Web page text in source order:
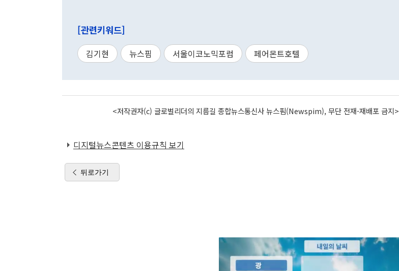
[관련키워드]
김기현 뉴스핌 서울이코노믹포럼 페어몬트호텔
<저작권자(c) 글로벌리더의 지름길 종합뉴스통신사 뉴스핌(Newspim), 무단 전재-재배포 금지>
디지털뉴스콘텐츠 이용규칙 보기
뒤로가기